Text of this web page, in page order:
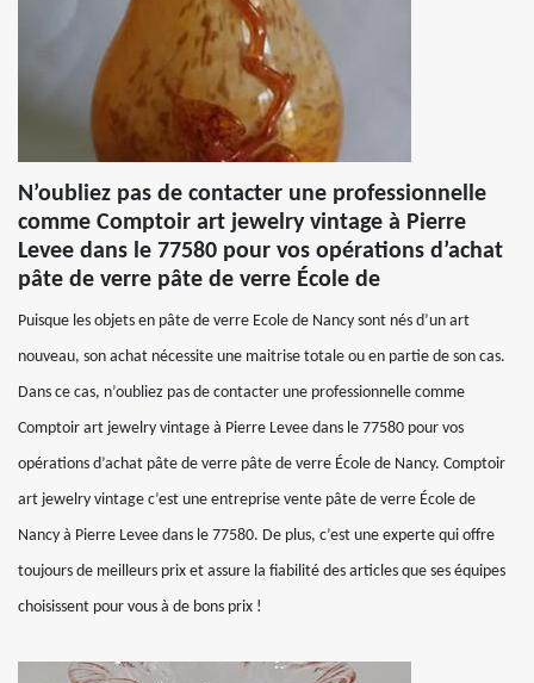
N’oubliez pas de contacter une professionnelle
comme Comptoir art jewelry vintage à Pierre
Levee dans le 77580 pour vos opérations d’achat
pâte de verre pâte de verre École de
Puisque les objets en pâte de verre Ecole de Nancy sont nés d’un art
nouveau, son achat nécessite une maitrise totale ou en partie de son cas.
Dans ce cas, n’oubliez pas de contacter une professionnelle comme
Comptoir art jewelry vintage à Pierre Levee dans le 77580 pour vos
opérations d’achat pâte de verre pâte de verre École de Nancy. Comptoir
art jewelry vintage c’est une entreprise vente pâte de verre École de
Nancy à Pierre Levee dans le 77580. De plus, c’est une experte qui offre
toujours de meilleurs prix et assure la fiabilité des articles que ses équipes
choisissent pour vous à de bons prix !